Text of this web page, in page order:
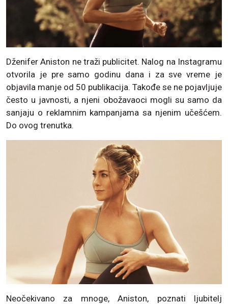
Dženifer Aniston ne traži publicitet. Nalog na Instagramu
otvorila je pre samo godinu dana i za sve vreme je
objavila manje od 50 publikacija. Takođe se ne pojavljuje
često u javnosti, a njeni obožavaoci mogli su samo da
sanjaju o reklamnim kampanjama sa njenim učešćem.
Do ovog trenutka.
Neočekivano za mnoge, Aniston, poznati ljubitelj